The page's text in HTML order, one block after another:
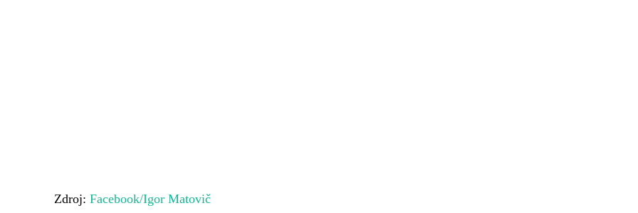
Zdroj: Facebook/Igor Matovič